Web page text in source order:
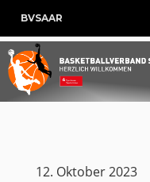
BVSAAR
12. Oktober 2023